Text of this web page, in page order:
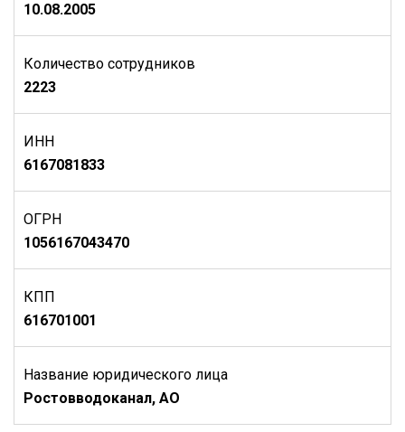
10.08.2005
Количество сотрудников
2223
ИНН
6167081833
ОГРН
1056167043470
КПП
616701001
Название юридического лица
Ростовводоканал, АО